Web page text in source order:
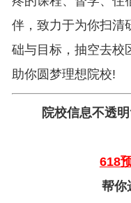
伴，致力于为你扫清
础与目标，抽空去校
助你圆梦理想院校!
院校信息不透
618
帮你